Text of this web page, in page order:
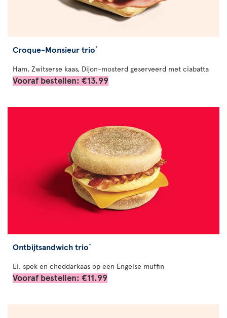
Croque-Monsieur trio*
Ham, Zwitserse kaas, Dijon-mosterd geserveerd met ciabatta
Vooraf bestellen: €13.99
Ontbijtsandwich trio*
Ei, spek en cheddarkaas op een Engelse muffin
Vooraf bestellen: €11.99